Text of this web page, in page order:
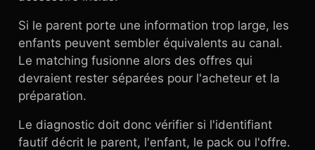
Si le parent porte une information trop large, les
enfants peuvent sembler équivalents au canal.
Le matching fusionne alors des offres qui
devraient rester séparées pour l'acheteur et la
préparation.
Le diagnostic doit donc vérifier si l'identifiant
fautif décrit le parent, l'enfant, le pack ou l'offre.